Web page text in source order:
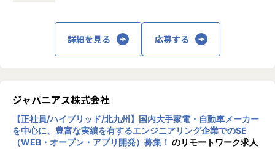
詳細を見る 応募する
ジャパニアス株式会社
【正社員/ハイブリッド/北九州】国内大手家電・自動車メーカー
を中心に、豊富な実績を有するエンジニアリング企業でのSE
（WEB・オープン・アプリ開発）募集！ のリモートワーク求人